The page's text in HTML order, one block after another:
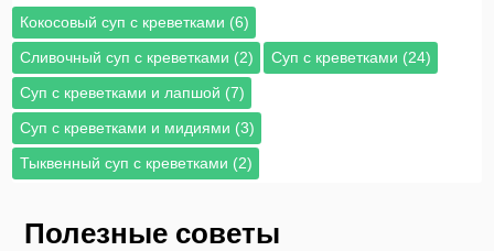
Кокосовый суп с креветками (6)
Сливочный суп с креветками (2)
Суп с креветками (24)
Суп с креветками и лапшой (7)
Суп с креветками и мидиями (3)
Тыквенный суп с креветками (2)
Полезные советы